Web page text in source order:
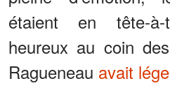
étaient en tête-
heureux au coin
Ragueneau avait